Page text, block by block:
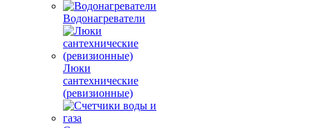
Водонагреватели
Люки
сантехнические
(ревизионные)